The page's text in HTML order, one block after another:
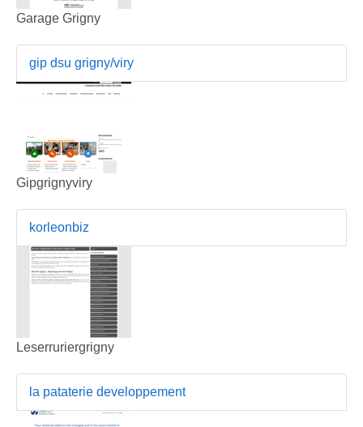
Garage Grigny
gip dsu grigny/viry
Gipgrignyviry
korleonbiz
Leserruriergrigny
la pataterie developpement